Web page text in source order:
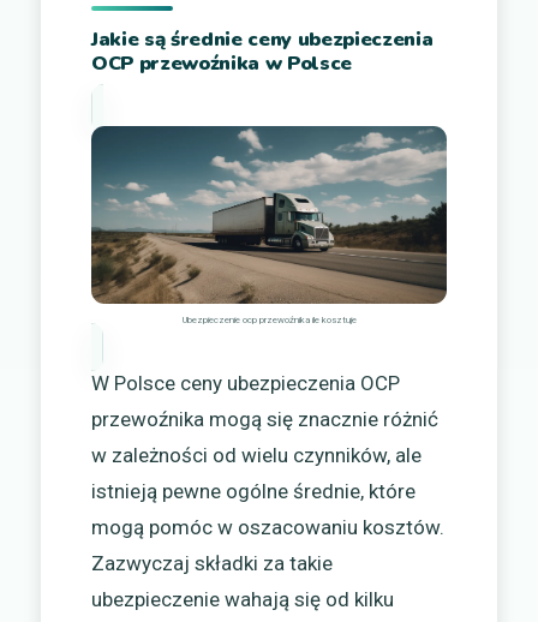
Jakie są średnie ceny ubezpieczenia
OCP przewoźnika w Polsce
Ubezpieczenie ocp przewoźnika ile kosztuje
W Polsce ceny ubezpieczenia OCP
przewoźnika mogą się znacznie różnić
w zależności od wielu czynników, ale
istnieją pewne ogólne średnie, które
mogą pomóc w oszacowaniu kosztów.
Zazwyczaj składki za takie
ubezpieczenie wahają się od kilku